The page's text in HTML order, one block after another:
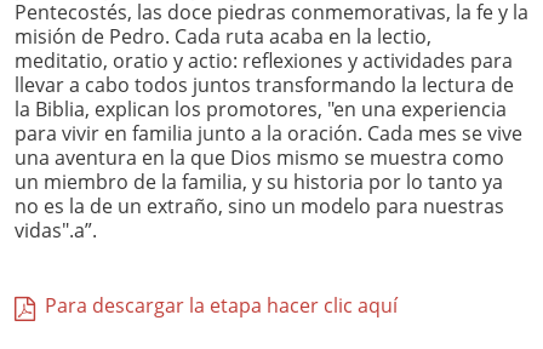
Pentecostés, las doce piedras conmemorativas, la fe y la
misión de Pedro. Cada ruta acaba en la lectio,
meditatio, oratio y actio: reflexiones y actividades para
llevar a cabo todos juntos transformando la lectura de
la Biblia, explican los promotores, "en una experiencia
para vivir en familia junto a la oración. Cada mes se vive
una aventura en la que Dios mismo se muestra como
un miembro de la familia, y su historia por lo tanto ya
no es la de un extraño, sino un modelo para nuestras
vidas".a”.
Para descargar la etapa hacer clic aquí